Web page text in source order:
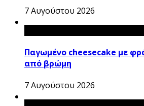
7 Αυγούστου 2026
Παγωμένο cheesecake με
από βρώμη
7 Αυγούστου 2026